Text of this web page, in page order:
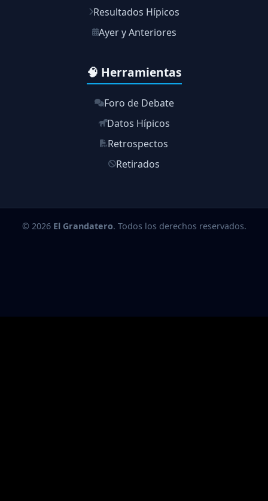
Resultados Hípicos
Ayer y Anteriores
🧠 Herramientas
Foro de Debate
Datos Hípicos
Retrospectos
Retirados
© 2026 El Grandatero. Todos los derechos reservados.